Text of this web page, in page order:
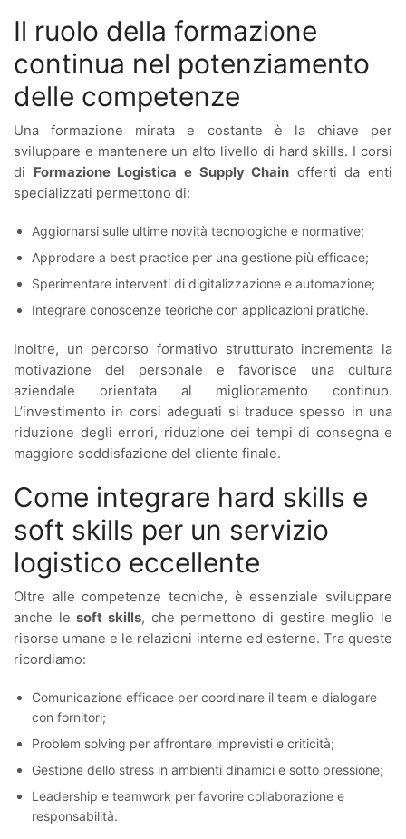
Il ruolo della formazione
continua nel potenziamento
delle competenze
Una formazione mirata e costante è la chiave per
sviluppare e mantenere un alto livello di hard skills. I corsi
di Formazione Logistica e Supply Chain offerti da enti
specializzati permettono di:
Aggiornarsi sulle ultime novità tecnologiche e normative;
Approdare a best practice per una gestione più efficace;
Sperimentare interventi di digitalizzazione e automazione;
Integrare conoscenze teoriche con applicazioni pratiche.
Inoltre, un percorso formativo strutturato incrementa la
motivazione del personale e favorisce una cultura
aziendale orientata al miglioramento continuo.
L’investimento in corsi adeguati si traduce spesso in una
riduzione degli errori, riduzione dei tempi di consegna e
maggiore soddisfazione del cliente finale.
Come integrare hard skills e
soft skills per un servizio
logistico eccellente
Oltre alle competenze tecniche, è essenziale sviluppare
anche lesoft skills, che permettono di gestire meglio le
risorse umane e le relazioni interne ed esterne. Tra queste
ricordiamo:
Comunicazione efficace per coordinare il team e dialogare
con fornitori;
Problem solving per affrontare imprevisti e criticità;
Gestione dello stress in ambienti dinamici e sotto pressione;
Leadership e teamwork per favorire collaborazione e
responsabilità.